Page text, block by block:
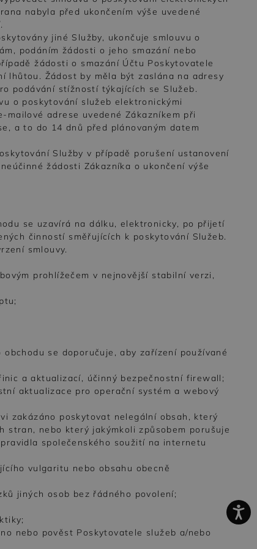
nabyla před ukončením výše uvedené
jiné Služby, ukončuje smlouvu o
podáním žádosti o jeho smazání nebo
žádosti o smazání Účtu Poskytovatele
lhůtou. Žádost by měla být zaslána na adresy
podávání stížností týkajících se Služeb.
o poskytování služeb elektronickými
adrese uvedené Zákazníkem při
a to do 14 dnů před plánovaným datem
Služby v případě porušení ustanovení
žádosti Zákazníka o ukončení výše
se uzavírá na dálku, elektronicky, po přijetí
činností směřujících k poskytování Služeb.
smlouvy.
prohlížečem v nejnovější stabilní verzi,
se doporučuje, aby zařízení používané
a aktualizací, účinný bezpečnostní firewall;
aktualizace pro operační systém a webový
zakázáno poskytovat nelegální obsah, který
nebo který jakýmkoli způsobem porušuje
společenského soužití na internetu
vulgaritu nebo obsahu obecně
jiných osob bez řádného povolení;
nebo pověst Poskytovatele služeb a/nebo